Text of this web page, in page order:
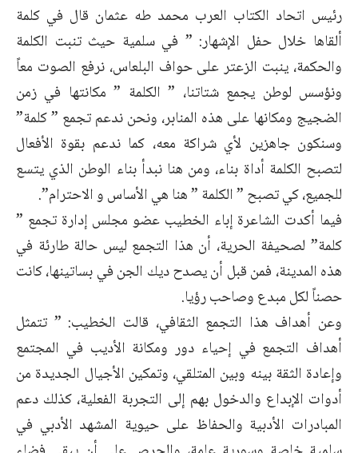
رئيس اتحاد الكتاب العرب محمد طه عثمان قال في كلمة
ألقاها خلال حفل الإشهار: ” في سلمية حيث تنبت الكلمة
والحكمة، ينبت الزعتر على حواف البلعاس، نرفع الصوت معاً
ونؤسس لوطن يجمع شتاتنا، ” الكلمة ” مكانتها في زمن
الضجيج ومكانها على هذه المنابر، ونحن ندعم تجمع ” كلمة”
وسنكون جاهزين لأي شراكة معه، كما ندعم بقوة الأفعال
لتصبح الكلمة أداة بناء، ومن هنا نبدأ بناء الوطن الذي يتسع
للجميع، كي تصبح ” الكلمة ” هنا هي الأساس و الاحترام”.
فيما أكدت الشاعرة إباء الخطيب عضو مجلس إدارة تجمع ”
كلمة” لصحيفة الحرية، أن هذا التجمع ليس حالة طارئة في
هذه المدينة، فمن قبل أن يصدح ديك الجن في بساتينها، كانت
حصناً لكل مبدع وصاحب رؤيا.
وعن أهداف هذا التجمع الثقافي، قالت الخطيب: ” تتمثل
أهداف التجمع في إحياء دور ومكانة الأديب في المجتمع
وإعادة الثقة بينه وبين المتلقي، وتمكين الأجيال الجديدة من
أدوات الإبداع والدخول بهم إلى التجربة الفعلية، كذلك دعم
المبادرات الأدبية والحفاظ على حيوية المشهد الأدبي في